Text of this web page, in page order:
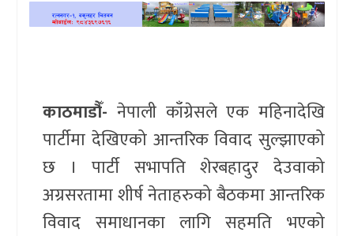
खेलकुद
स्वास्थ्य/
रोचक
विचार/
काठमाडौँ- नेपाली काँग्रेसले एक महिनादेखि
पार्टीमा देखिएको आन्तरिक विवाद सुल्झाएको
छ । पार्टी सभापति शेरबहादुर देउवाको
अग्रसरतामा शीर्ष नेताहरुको बैठकमा आन्तरिक
विवाद समाधानका लागि सहमति भएको